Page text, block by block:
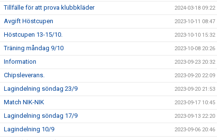
Tillfälle för att prova klubbkläder 2024-03-18 09:22
Avgift Höstcupen 2023-10-11 08:47
Höstcupen 13-15/10. 2023-10-10 15:32
Träning måndag 9/10 2023-10-08 20:26
Information 2023-09-23 20:32
Chipsleverans. 2023-09-20 22:09
Lagindelning söndag 23/9 2023-09-20 21:53
Match NIK-NIK 2023-09-17 10:45
Lagindelning söndag 17/9 2023-09-13 22:20
Lagindelning 10/9 2023-09-06 20:46